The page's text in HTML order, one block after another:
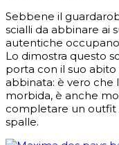
Sebbene il
scialli da abbinare ai
autentiche
Lo dimostra questo
porta con il suo abito
abbinata: è vero che
morbida, è anche
completare un outfit
spalle.